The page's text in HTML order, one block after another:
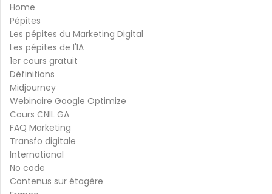
Home
Pépites
Les pépites du Marketing Digital
Les pépites de l'IA
1er cours gratuit
Définitions
Midjourney
Webinaire Google Optimize
Cours CNIL GA
FAQ Marketing
Transfo digitale
International
No code
Contenus sur étagère